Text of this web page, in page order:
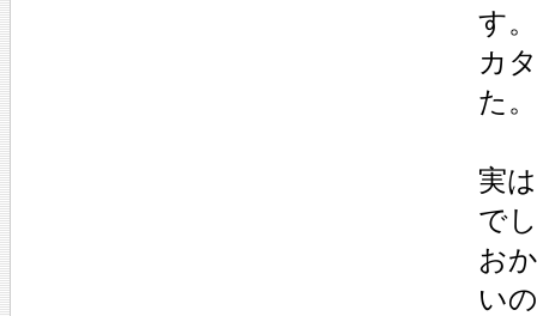
す
カ
た。
実
で
お
い